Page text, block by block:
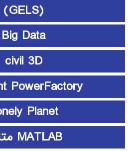
(GELS)
Big Data
civil 3D
PowerFactory
Planet
MATLAB متلب